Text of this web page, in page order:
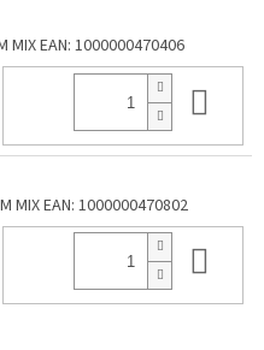
MIXEAN: 1000000470406
MIXEAN: 1000000470802